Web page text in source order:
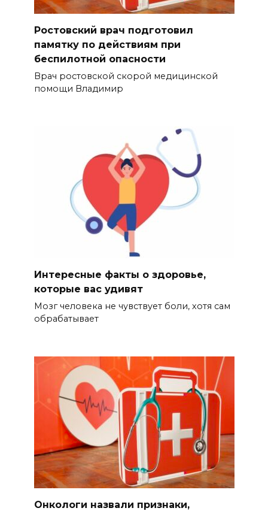
Ростовский врач подготовил
памятку по действиям при
беспилотной опасности
Врач ростовской скорой медицинской
помощи Владимир
Интересные факты о здоровье,
которые вас удивят
Мозг человека не чувствует боли, хотя сам
обрабатывает
Онкологи назвали признаки,